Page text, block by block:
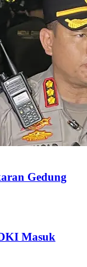
Gedung
Masuk